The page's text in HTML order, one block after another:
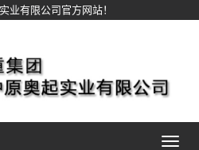
业有限公司官方网站！
Toggle